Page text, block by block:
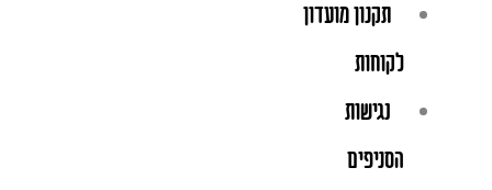
תקנון מועדון
לקוחות
נגישות
הסניפים